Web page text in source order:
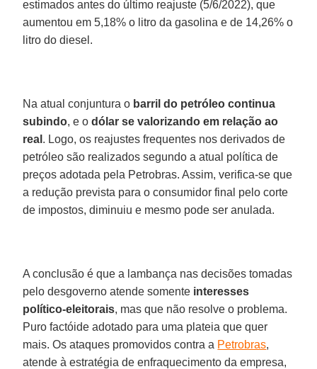
estimados antes do último reajuste (5/6/2022), que
aumentou em 5,18% o litro da gasolina e de 14,26% o
litro do diesel.
Na atual conjuntura o barril do petróleo continua
subindo, e odólar se valorizando em relação ao
real . Logo, os reajustes frequentes nos derivados de
petróleo são realizados segundo a atual política de
preços adotada pela Petrobras. Assim, verifica-se que
a redução prevista para o consumidor final pelo corte
de impostos, diminuiu e mesmo pode ser anulada.
A conclusão é que a lambança nas decisões tomadas
pelo desgoverno atende somente interesses
político-eleitorais, mas que não resolve o problema.
Puro factóide adotado para uma plateia que quer
mais. Os ataques promovidos contra a Petrobras,
atende à estratégia de enfraquecimento da empresa,